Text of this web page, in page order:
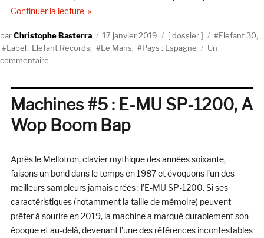
Continuer la lecturede « Elefant 30 : Le Mans »
AuteurChristophe Basterra
Publié
le
17 janvier 2019 Catégories
dossier Étiquettes
Elefant 30
Label : Elefant Records
Le Mans Pays : Espagne
Un
commentaire
Le
Mans
Machines #5 : E-MU SP-1200, A
Wop Boom Bap
Après le Mellotron, clavier mythique des années soixante,
faisons un bond dans le temps en 1987 et évoquons l’un des
meilleurs sampleurs jamais créés : l’E-MU SP-1200. Si ses
caractéristiques (notamment la taille de mémoire) peuvent
prêter à sourire en 2019, la machine a marqué durablement son
époque et au-delà, devenant l’une des références incontestables